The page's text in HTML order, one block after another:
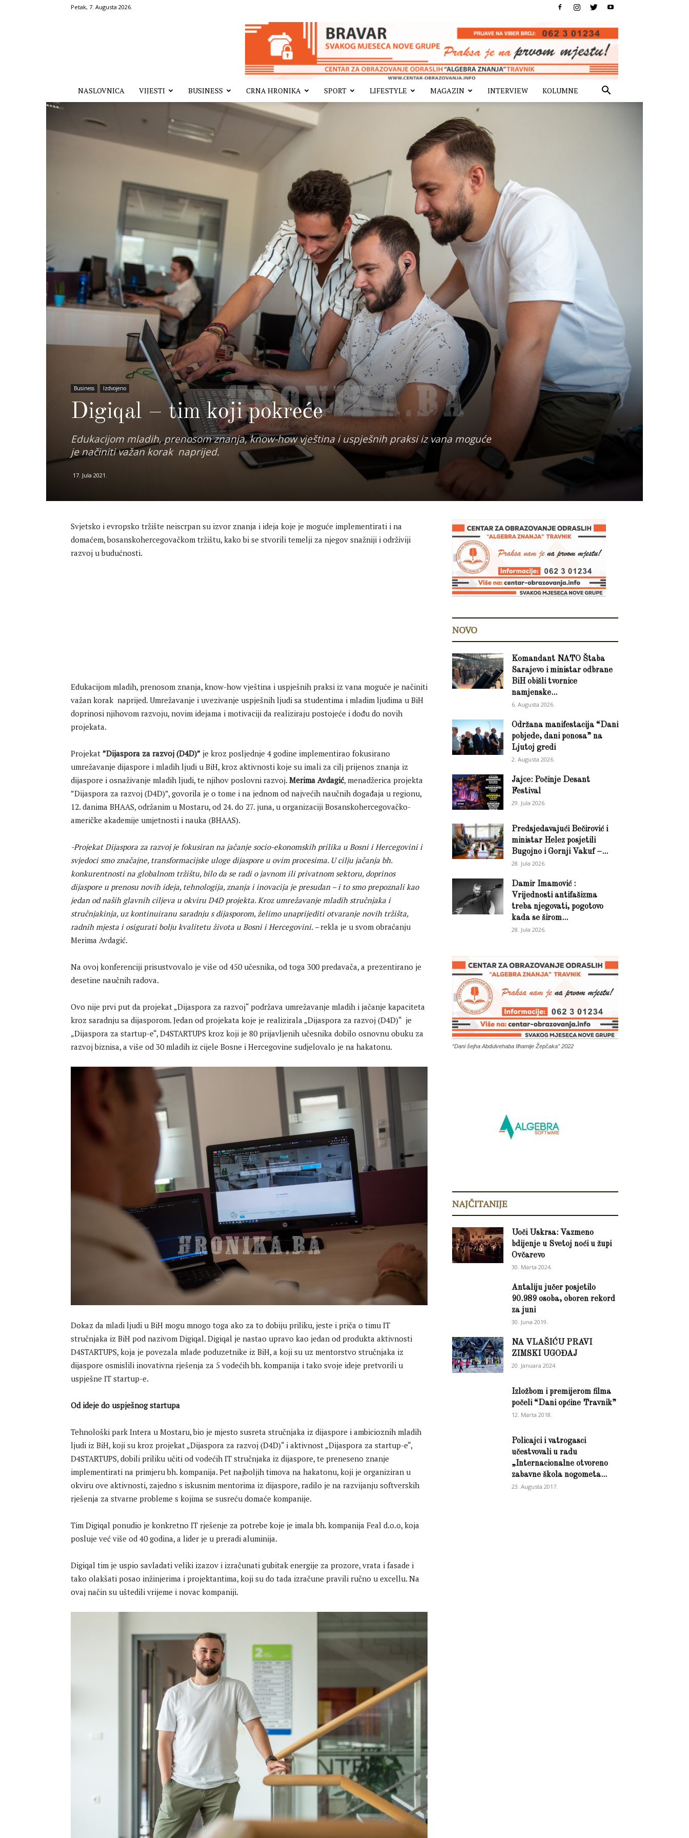
Petak, 7. Augusta 2026.
NASLOVNICA VIJESTI BUSINESS CRNA HRONIKA SPORT LIFESTYLE MAGAZIN INTERVIEW KOLUMNE
Business Izdvojeno
Digiqal – tim koji pokreće
Edukacijom mladih, prenosom znanja, know-how vještina i uspješnih praksi iz vana moguće
je načiniti važan korak naprijed.
17. Jula 2021.
Svjetsko i evropsko tržište neiscrpan su izvor znanja i ideja koje je moguće implementirati i na
domaćem, bosanskohercegovačkom tržištu, kako bi se stvorili temelji za njegov snažniji i održiviji
razvoj u budućnosti.
Edukacijom mladih, prenosom znanja, know-how vještina i uspješnih praksi iz vana moguće je načiniti
važan korak naprijed. Umrežavanje i uvezivanje uspješnih ljudi sa studentima i mladim ljudima u BiH
doprinosi njihovom razvoju, novim idejama i motivaciji da realiziraju postojeće i dođu do novih
projekata.
Projekat ”Dijaspora za razvoj (D4D)” je kroz posljednje 4 godine implementirao fokusirano
umrežavanje dijaspore i mladih ljudi u BiH, kroz aktivnosti koje su imali za cilj prijenos znanja iz
dijaspore i osnaživanje mladih ljudi, te njihov poslovni razvoj. Merima Avdagić, menadžerica projekta
”Dijaspora za razvoj (D4D)”, govorila je o tome i na jednom od najvećih naučnih događaja u regionu,
12. danima BHAAS, održanim u Mostaru, od 24. do 27. juna, u organizaciji Bosanskohercegovačko-
američke akademije umjetnosti i nauka (BHAAS).
-Projekat Dijaspora za razvoj je fokusiran na jačanje socio-ekonomskih prilika u Bosni i Hercegovini i
svjedoci smo značajne, transformacijske uloge dijaspore u ovim procesima. U cilju jačanja bh.
konkurentnosti na globalnom tržištu, bilo da se radi o javnom ili privatnom sektoru, doprinos
dijaspore u prenosu novih ideja, tehnologija, znanja i inovacija je presudan – i to smo prepoznali kao
jedan od naših glavnih ciljeva u okviru D4D projekta. Kroz umrežavanje mladih stručnjaka i
stručnjakinja, uz kontinuiranu saradnju s dijasporom, želimo unaprijediti otvaranje novih tržišta,
radnih mjesta i osigurati bolju kvalitetu života u Bosni i Hercegovini. –rekla je u svom obraćanju
Merima Avdagić.
Na ovoj konferenciji prisustvovalo je više od 450 učesnika, od toga 300 predavača, a prezentirano je
desetine naučnih radova.
Ovo nije prvi put da projekat „Dijaspora za razvoj“ podržava umrežavanje mladih i jačanje kapaciteta
kroz saradnju sa dijasporom. Jedan od projekata koje je realizirala „Dijaspora za razvoj (D4D)“ je
„Dijaspora za startup-e“, D4STARTUPS kroz koji je 80 prijavljenih učesnika dobilo osnovnu obuku za
razvoj biznisa, a više od 30 mladih iz cijele Bosne i Hercegovine sudjelovalo je na hakatonu.
Dokaz da mladi ljudi u BiH mogu mnogo toga ako za to dobiju priliku, jeste i priča o timu IT
stručnjaka iz BiH pod nazivom Digiqal. Digiqal je nastao upravo kao jedan od produkta aktivnosti
D4STARTUPS, koja je povezala mlade poduzetnike iz BiH, a koji su uz mentorstvo stručnjaka iz
dijaspore osmislili inovativna rješenja za 5 vodećih bh. kompanija i tako svoje ideje pretvorili u
uspješne IT startup-e.
Od ideje do uspješnog startupa
Tehnološki park Intera u Mostaru, bio je mjesto susreta stručnjaka iz dijaspore i ambicioznih mladih
ljudi iz BiH, koji su kroz projekat „Dijaspora za razvoj (D4D)“ i aktivnost „Dijaspora za startup-e“,
D4STARTUPS, dobili priliku učiti od vodećih IT stručnjaka iz dijaspore, te preneseno znanje
implementirati na primjeru bh. kompanija. Pet najboljih timova na hakatonu, koji je organiziran u
okviru ove aktivnosti, zajedno s iskusnim mentorima iz dijaspore, radilo je na razvijanju softverskih
rješenja za stvarne probleme s kojima se susreću domaće kompanije.
Tim Digiqal ponudio je konkretno IT rješenje za potrebe koje je imala bh. kompanija Feal d.o.o, koja
posluje već više od 40 godina, a lider je u preradi aluminija.
Digiqal tim je uspio savladati veliki izazov i izračunati gubitak energije za prozore, vrata i fasade i
tako olakšati posao inžinjerima i projektantima, koji su do tada izračune pravili ručno u excellu. Na
ovaj način su uštedili vrijeme i novac kompaniji.
NOVO
Komandant NATO Štaba
Sarajevo i ministar odbrane
BiH obišli tvornice
namjenske...
6. Augusta 2026.
Održana manifestacija “Dani
pobjede, dani ponosa” na
Ljutoj gredi
2. Augusta 2026.
Jajce: Počinje Desant
Festival
29. Jula 2026.
Predsjedavajući Bečirović i
ministar Helez posjetili
Bugojno i Gornji Vakuf –...
28. Jula 2026.
Damir Imamović :
Vrijednosti antifašizma
treba njegovati, pogotovo
kada se širom...
28. Jula 2026.
“Dani šejha Abdulvehaba Ilhamije Žepčaka” 2022
NAJČITANIJE
Uoči Uskrsa: Vazmeno
bdijenje u Svetoj noći u župi
Ovčarevo
30. Marta 2024.
Antaliju jučer posjetilo
90.989 osoba, oboren rekord
za juni
30. Juna 2019.
NA VLAŠIĆU PRAVI
ZIMSKI UGOĐAJ
20. Januara 2024.
Izložbom i premijerom filma
počeli “Dani općine Travnik”
12. Marta 2018.
Policajci i vatrogasci
učestvovali u radu
„Internacionalne otvoreno
zabavne škola nogometa...
23. Augusta 2017.